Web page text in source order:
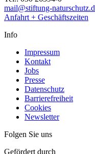
mail@stiftung-
Anfahrt + Geschäftszeiten
Info
Impressum
Kontakt
Jobs
Presse
Datenschutz
Barrierefreiheit
Cookies
Newsletter
Folgen Sie uns
Gefördert durch